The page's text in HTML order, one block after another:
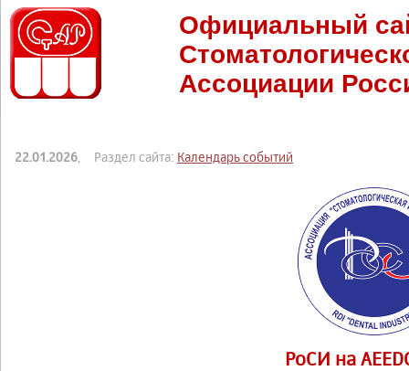
Официальный
Ассоциации
22.01.2026 , Раздел сайта: Календарь событий
РоСИ на